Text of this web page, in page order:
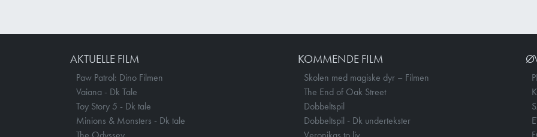
AKTUELLE FILM
Paw Patrol: Dino Filmen
Vaiana - Dk Tale
Toy Story 5 - Dk tale
Minions & Monsters - Dk tale
KOMMENDE FILM
Skolen med magiske dyr – Filmen
The End of Oak Street
Dobbeltspil
Dobbeltspil - Dk undertekster